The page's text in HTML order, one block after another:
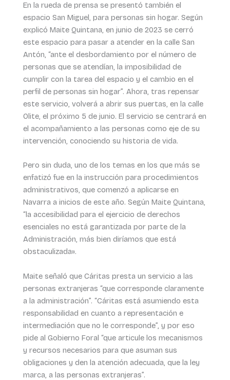
En la rueda de prensa se presentó también el
espacio San Miguel, para personas sin hogar. Según
explicó Maite Quintana, en junio de 2023 se cerró
este espacio para pasar a atender en la calle San
Antón, “ante el desbordamiento por el número de
personas que se atendían, la imposibilidad de
cumplir con la tarea del espacio y el cambio en el
perfil de personas sin hogar”. Ahora, tras repensar
este servicio, volverá a abrir sus puertas, en la calle
Olite, el próximo 5 de junio. El servicio se centrará en
el acompañamiento a las personas como eje de su
intervención, conociendo su historia de vida.
Pero sin duda, uno de los temas en los que más se
enfatizó fue en la instrucción para procedimientos
administrativos, que comenzó a aplicarse en
Navarra a inicios de este año. Según Maite Quintana,
“la accesibilidad para el ejercicio de derechos
esenciales no está garantizada por parte de la
Administración, más bien diríamos que está
obstaculizada».
Maite señaló que Cáritas presta un servicio a las
personas extranjeras “que corresponde claramente
a la administración”. “Cáritas está asumiendo esta
responsabilidad en cuanto a representación e
intermediación que no le corresponde”, y por eso
pide al Gobierno Foral “que articule los mecanismos
y recursos necesarios para que asuman sus
obligaciones y den la atención adecuada, que la ley
marca, a las personas extranjeras”.